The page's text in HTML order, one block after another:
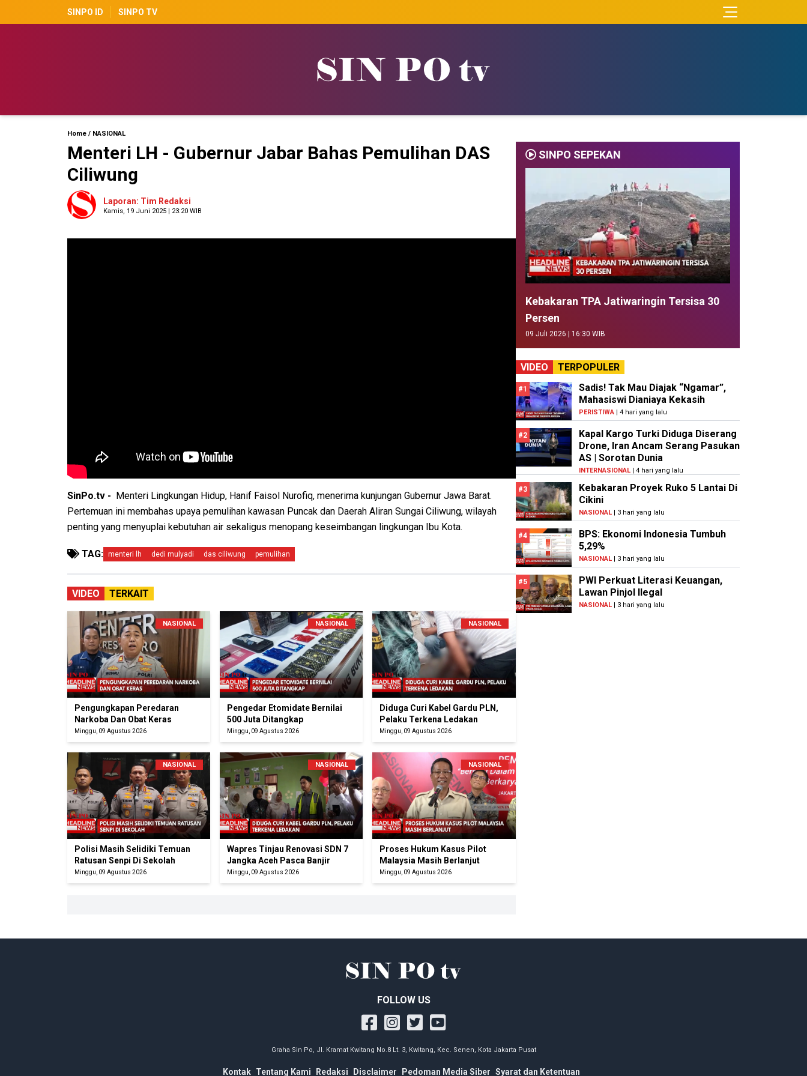
SINPO ID SINPO TV
Home / NASIONAL
Menteri LH - Gubernur Jabar Bahas Pemulihan DAS
Ciliwung
Laporan: Tim Redaksi
Kamis, 19 Juni 2025 | 23:20 WIB
SinPo.tv -
Menteri Lingkungan Hidup, Hanif Faisol Nurofiq, menerima kunjungan Gubernur Jawa Barat.
Pertemuan ini membahas upaya pemulihan kawasan Puncak dan Daerah Aliran Sungai Ciliwung, wilayah
penting yang menyuplai kebutuhan air sekaligus menopang keseimbangan lingkungan Ibu Kota.
TAG: menteri lh dedi mulyadi das ciliwung pemulihan
VIDEO TERKAIT
NASIONAL
Pengungkapan Peredaran
Narkoba Dan Obat Keras
Minggu, 09 Agustus 2026
NASIONAL
Pengedar Etomidate Bernilai
500 Juta Ditangkap
Minggu, 09 Agustus 2026
NASIONAL
Diduga Curi Kabel Gardu PLN,
Pelaku Terkena Ledakan
Minggu, 09 Agustus 2026
NASIONAL
Polisi Masih Selidiki Temuan
Ratusan Senpi Di Sekolah
Minggu, 09 Agustus 2026
NASIONAL
Wapres Tinjau Renovasi SDN 7
Jangka Aceh Pasca Banjir
Minggu, 09 Agustus 2026
NASIONAL
Proses Hukum Kasus Pilot
Malaysia Masih Berlanjut
Minggu, 09 Agustus 2026
SINPO SEPEKAN
Kebakaran TPA Jatiwaringin Tersisa 30
Persen
09 Juli 2026 | 16:30 WIB
VIDEO TERPOPULER
#1
Sadis! Tak Mau Diajak “Ngamar”,
Mahasiswi Dianiaya Kekasih
PERISTIWA| 4 hari yang lalu
#2
Kapal Kargo Turki Diduga Diserang
Drone, Iran Ancam Serang Pasukan
AS | Sorotan Dunia
INTERNASIONAL| 4 hari yang lalu
#3
Kebakaran Proyek Ruko 5 Lantai Di
Cikini
NASIONAL| 3 hari yang lalu
#4
BPS: Ekonomi Indonesia Tumbuh
5,29%
NASIONAL| 3 hari yang lalu
#5
PWI Perkuat Literasi Keuangan,
Lawan Pinjol Ilegal
NASIONAL| 3 hari yang lalu
FOLLOW US
Graha Sin Po, Jl. Kramat Kwitang No.8 Lt. 3, Kwitang, Kec. Senen, Kota Jakarta Pusat
Kontak Tentang Kami Redaksi Disclaimer Pedoman Media Siber Syarat dan Ketentuan